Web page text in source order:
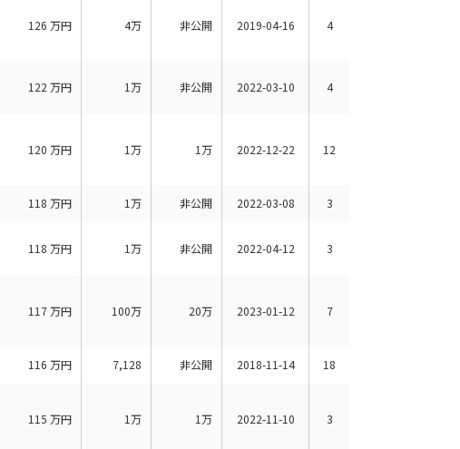
126 万円 4万 非公開 2019-04-16 4
122 万円 1万 非公開 2022-03-10 4
120 万円 1万 1万 2022-12-22 12
118 万円 1万 非公開 2022-03-08 3
118 万円 1万 非公開 2022-04-12 3
117万円 100万 20万 2023-01-12 7
116 万円 7,128 非公開 2018-11-14 18
115 万円 1万 1万 2022-11-10 3